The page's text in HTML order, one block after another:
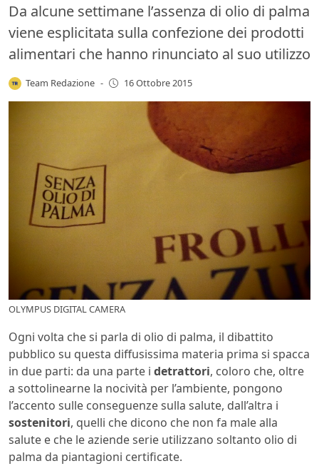
Da alcune settimane l’assenza di olio di palma
viene esplicitata sulla confezione dei prodotti
alimentari che hanno rinunciato al suo utilizzo
Team Redazione - 16 Ottobre 2015
OLYMPUS DIGITAL CAMERA
Ogni volta che si parla di olio di palma, il dibattito
pubblico su questa diffusissima materia prima si spacca
in due parti: da una parte i detrattori, coloro che, oltre
a sottolinearne la nocività per l’ambiente, pongono
l’accento sulle conseguenze sulla salute, dall’altra i
sostenitori, quelli che dicono che non fa male alla
salute e che le aziende serie utilizzano soltanto olio di
palma da piantagioni certificate.